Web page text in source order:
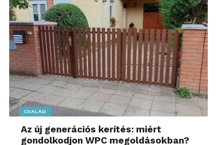
CSALÁD
Az új generációs kerítés: miért
gondolkodjon WPC megoldásokban?